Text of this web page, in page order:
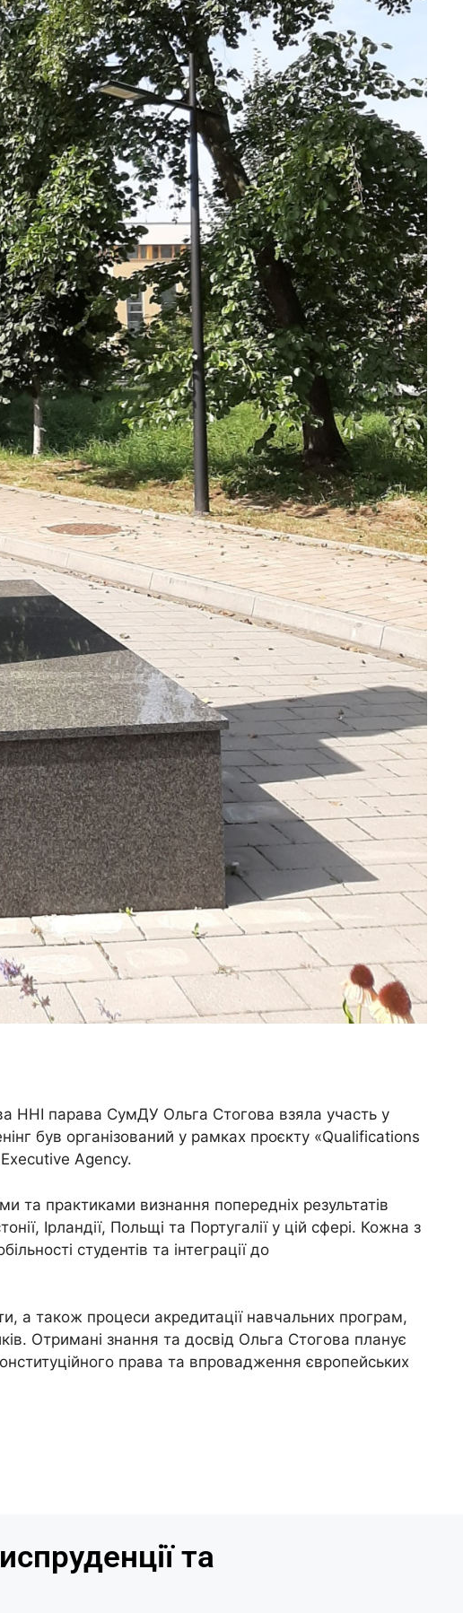
ННІ парава СумДУ Ольга Стогова взяла участь у
був організований у рамках проєкту «Qualifications
Agency.
та практиками визнання попередніх результатів
Ірландії, Польщі та Португалії у цій сфері. Кожна з
студентів та інтеграції до
а також процеси акредитації навчальних програм,
Отримані знання та досвід Ольга Стогова планує
права та впровадження європейських
та